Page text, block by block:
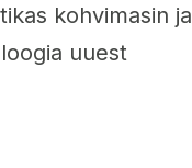
kohvimasin ja
uuest